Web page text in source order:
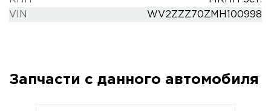
VIN
WV2ZZZ70ZMH100998
Запчасти с данного автомобиля